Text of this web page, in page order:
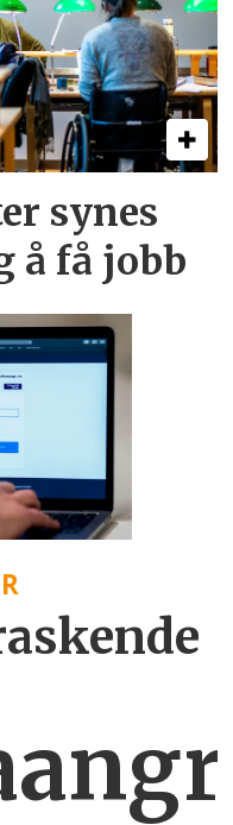
synes
å få jobb